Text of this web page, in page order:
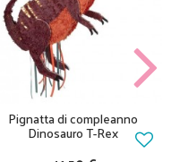
Pignatta di compleanno
Dinosauro T-Rex